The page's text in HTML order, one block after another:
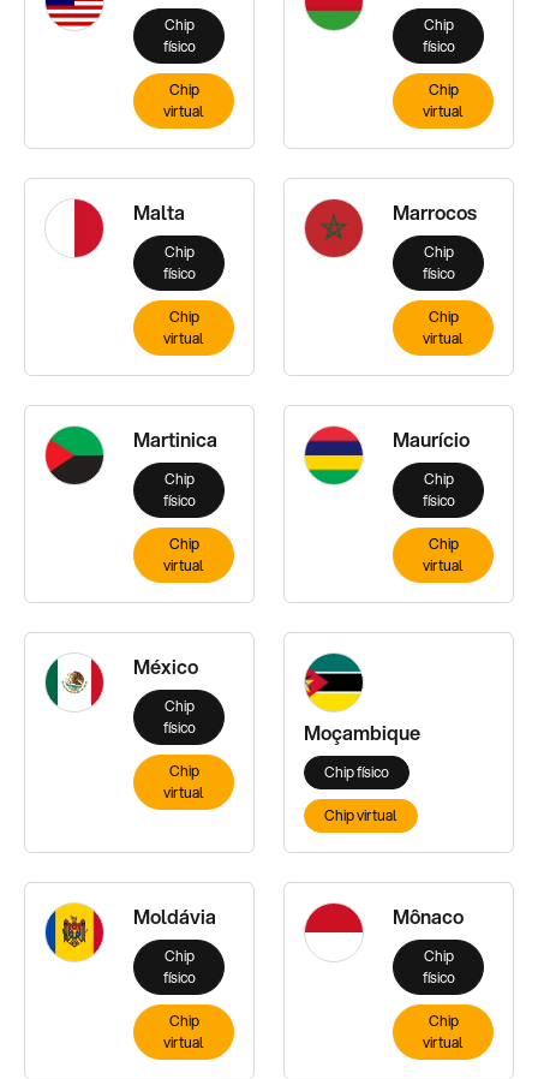
Chip
físico
Chip
virtual
Chip
físico
Chip
virtual
Malta
Chip
físico
Chip
virtual
Marrocos
Chip
físico
Chip
virtual
Martinica
Chip
físico
Chip
virtual
Maurício
Chip
físico
Chip
virtual
México
Chip
físico
Chip
virtual
Moçambique
Chip físico
Chip virtual
Moldávia
Chip
físico
Chip
virtual
Mônaco
Chip
físico
Chip
virtual